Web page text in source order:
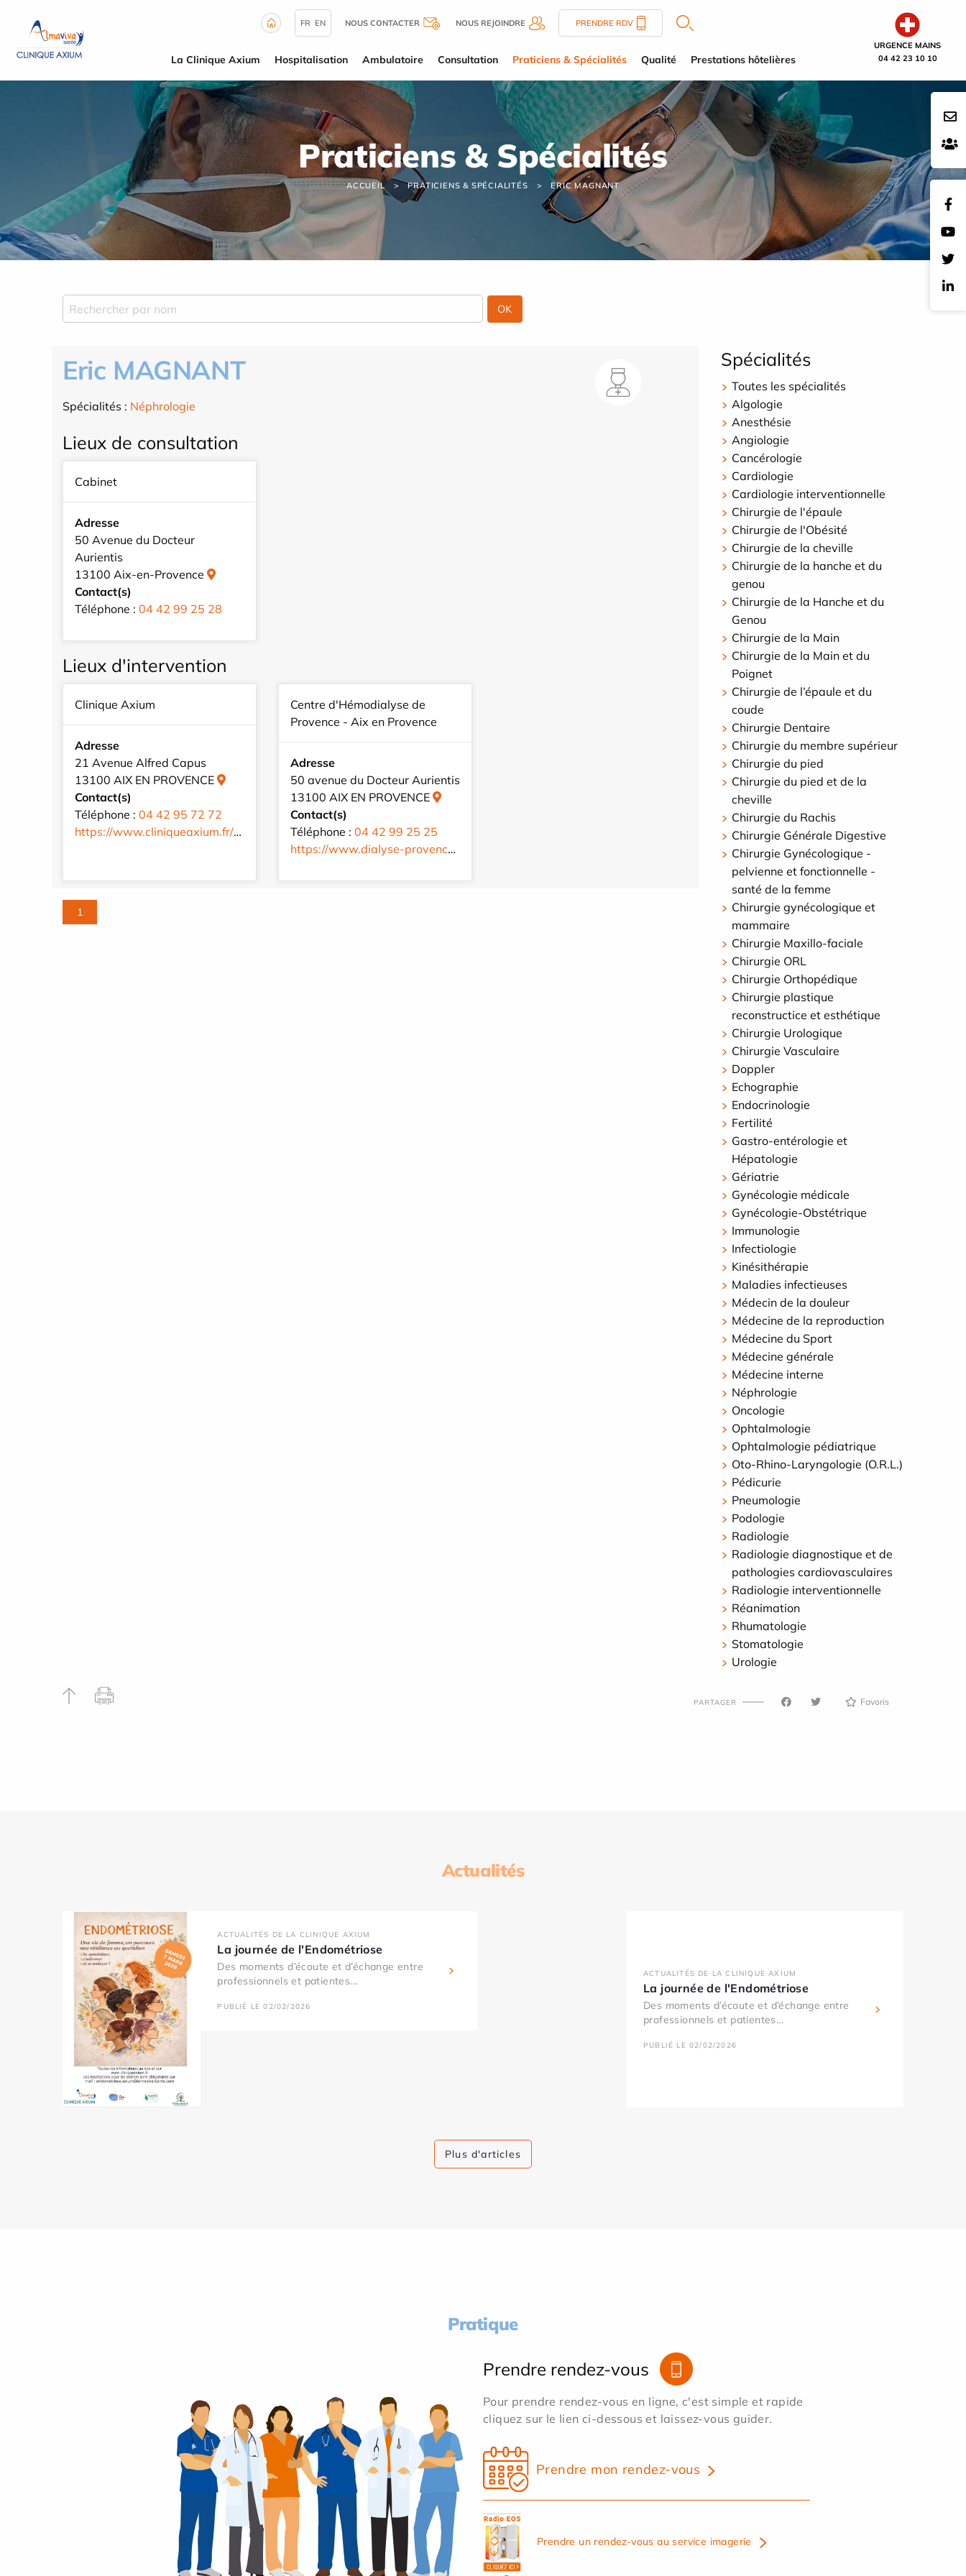
URGENCE MAINS
04 42 23 10 10
FR EN NOUS CONTACTER NOUS REJOINDRE PRENDRE RDV
La Clinique Axium Hospitalisation Ambulatoire Consultation Praticiens & Spécialités Qualité Prestations hôtelières
Praticiens & Spécialités
ACCUEIL PRATICIENS & SPÉCIALITÉS ERIC MAGNANT
Eric MAGNANT
Spécialités : Néphrologie
Lieux de consultation
Cabinet
Adresse
50 Avenue du Docteur
Aurientis
13100 Aix-en-Provence
Contact(s)
Téléphone : 04 42 99 25 28
Lieux d'intervention
Clinique Axium
Adresse
21 Avenue Alfred Capus
13100 AIX EN PROVENCE
Contact(s)
Téléphone : 04 42 95 72 72
https://www.cliniqueaxium.fr/fr/
Centre d'Hémodialyse de
Provence - Aix en Provence
Adresse
50 avenue du Docteur Aurientis
13100 AIX EN PROVENCE
Contact(s)
Téléphone : 04 42 99 25 25
https://www.dialyse-provence.com/fr/
1
Spécialités
Toutes les spécialités
Algologie
Anesthésie
Angiologie
Cancérologie
Cardiologie
Cardiologie interventionnelle
Chirurgie de l'épaule
Chirurgie de l'Obésité
Chirurgie de la cheville
Chirurgie de la hanche et du
genou
Chirurgie de la Hanche et du
Genou
Chirurgie de la Main
Chirurgie de la Main et du
Poignet
Chirurgie de l’épaule et du
coude
Chirurgie Dentaire
Chirurgie du membre supérieur
Chirurgie du pied
Chirurgie du pied et de la
cheville
Chirurgie du Rachis
Chirurgie Générale Digestive
Chirurgie Gynécologique -
pelvienne et fonctionnelle -
santé de la femme
Chirurgie gynécologique et
mammaire
Chirurgie Maxillo-faciale
Chirurgie ORL
Chirurgie Orthopédique
Chirurgie plastique
reconstructice et esthétique
Chirurgie Urologique
Chirurgie Vasculaire
Doppler
Echographie
Endocrinologie
Fertilité
Gastro-entérologie et
Hépatologie
Gériatrie
Gynécologie médicale
Gynécologie-Obstétrique
Immunologie
Infectiologie
Kinésithérapie
Maladies infectieuses
Médecin de la douleur
Médecine de la reproduction
Médecine du Sport
Médecine générale
Médecine interne
Néphrologie
Oncologie
Ophtalmologie
Ophtalmologie pédiatrique
Oto-Rhino-Laryngologie (O.R.L.)
Pédicurie
Pneumologie
Podologie
Radiologie
Radiologie diagnostique et de
pathologies cardiovasculaires
Radiologie interventionnelle
Réanimation
Rhumatologie
Stomatologie
Urologie
PARTAGER Favoris
Actualités
ACTUALITÉS DE LA CLINIQUE AXIUM
La journée de l'Endométriose
Des moments d’écoute et d’échange entre
professionnels et patientes...
PUBLIÉ LE 02/02/2026
ACTUALITÉS DE LA CLINIQUE AXIUM
La journée de l'Endométriose
Des moments d’écoute et d’échange entre
professionnels et patientes...
PUBLIÉ LE 02/02/2026
Plus d'articles
Pratique
Prendre rendez-vous
Pour prendre rendez-vous en ligne, c'est simple et rapide
cliquez sur le lien ci-dessous et laissez-vous guider.
Prendre mon rendez-vous
Prendre un rendez-vous au service imagerie